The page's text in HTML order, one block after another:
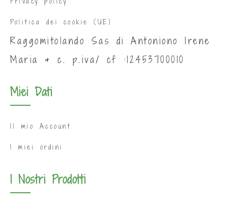
Politica dei cookie (UE)
Raggomitolando Sas di Antoniono Irene
Maria & c. p.iva/ cf :12453700010
Miei Dati
Il mio Account
I miei ordini
I Nostri Prodotti